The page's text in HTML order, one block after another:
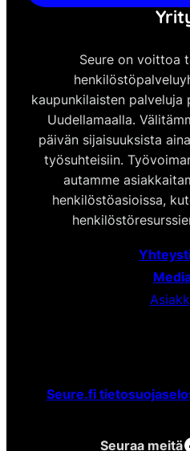
Seure on voittoa
kaupunkilaisten palveluja
Uudellamaalla.
päivän sijaisuuksista
työsuhteisiin.
autamme
henkilöstöasioissa,
Seure.fi
Seuraa meitä